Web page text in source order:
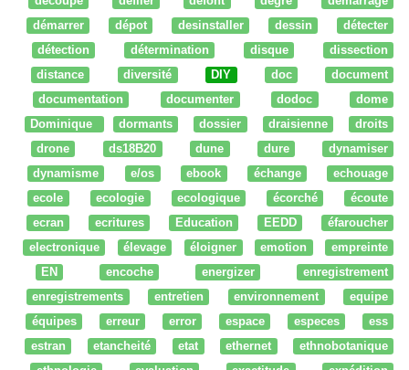
démarrer
dépot desinstaller dessin
détecter
détection
détermination disque
dissection
distance
diversité DIY doc
document
documentation
documenter dodoc
dome
Dominique
dormants dossier draisienne
droits
drone
ds18B20 dune dure
dynamiser
dynamisme
e/os ebook échange
echouage
ecole
ecologie ecologique écorché
écoute
ecran
ecritures Education EEDD
éfaroucher
electronique
élevage éloigner emotion
empreinte
EN
encoche energizer
enregistrement
enregistrements
entretien environnement
equipe
équipes
erreur error espace especes
ess
estran
etancheité etat ethernet
ethnobotanique